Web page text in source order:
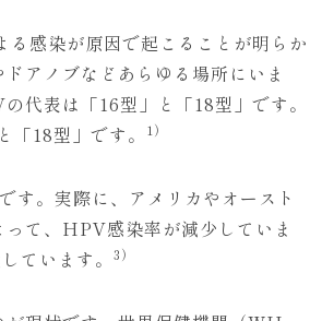
感染が原因で起こることが明らか
アノブなどあらゆる場所にいま
代表は「16型」と「18型」です。
18型」です。
1）
す。実際に、アメリカやオースト
て、HPV感染率が減少していま
ています。 3）